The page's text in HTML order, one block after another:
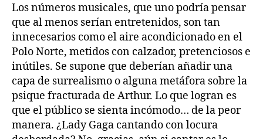
Los números musicales, que uno podría pensar
que al menos serían entretenidos, son tan
innecesarios como el aire acondicionado en el
Polo Norte, metidos con calzador, pretenciosos e
inútiles. Se supone que deberían añadir una
capa de surrealismo o alguna metáfora sobre la
psique fracturada de Arthur. Lo que logran es
que el público se sienta incómodo… de la peor
manera. ¿Lady Gaga cantando con locura